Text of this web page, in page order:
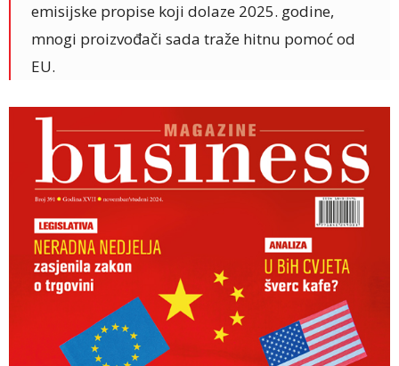
emisijske propise koji dolaze 2025. godine,
mnogi proizvođači sada traže hitnu pomoć od
EU.